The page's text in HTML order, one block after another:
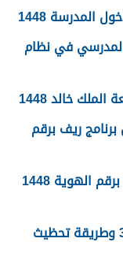
المدرسة 1448
في نظام
خالد 1448
ريف برقم
الاستعلام عن قياس برقم الهوية 1448
ما هو برنامج جدارة 3 وطريقة تحظيث